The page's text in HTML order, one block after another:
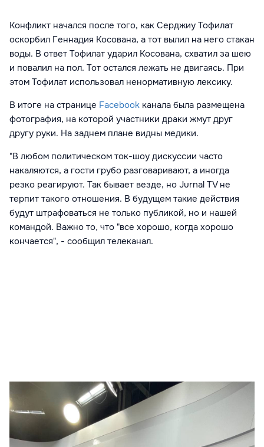
Конфликт начался после того, как Серджиу Тофилат
оскорбил Геннадия Косована, а тот вылил на него стакан
воды. В ответ Тофилат ударил Косована, схватил за шею
и повалил на пол. Тот остался лежать не двигаясь. При
этом Тофилат использовал ненормативную лексику.
В итоге на странице Facebook канала была размещена
фотография, на которой участники драки жмут друг
другу руки. На заднем плане видны медики.
"В любом политическом ток-шоу дискуссии часто
накаляются, а гости грубо разговаривают, а иногда
резко реагируют. Так бывает везде, но Jurnal TV не
терпит такого отношения. В будущем такие действия
будут штрафоваться не только публикой, но и нашей
командой. Важно то, что "все хорошо, когда хорошо
кончается", - сообщил телеканал.